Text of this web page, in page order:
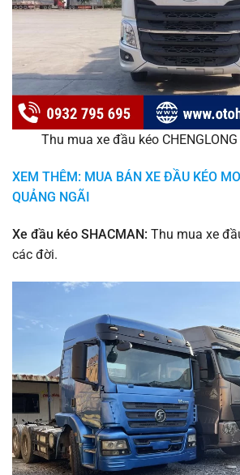
Thu mua xe đầu kéo
XEM THÊM: MUA BÁN XE ĐẦU KÉO
QUẢNG NGÃI
Xe đầu kéo SHACMAN: Thu mua xe
các đời.